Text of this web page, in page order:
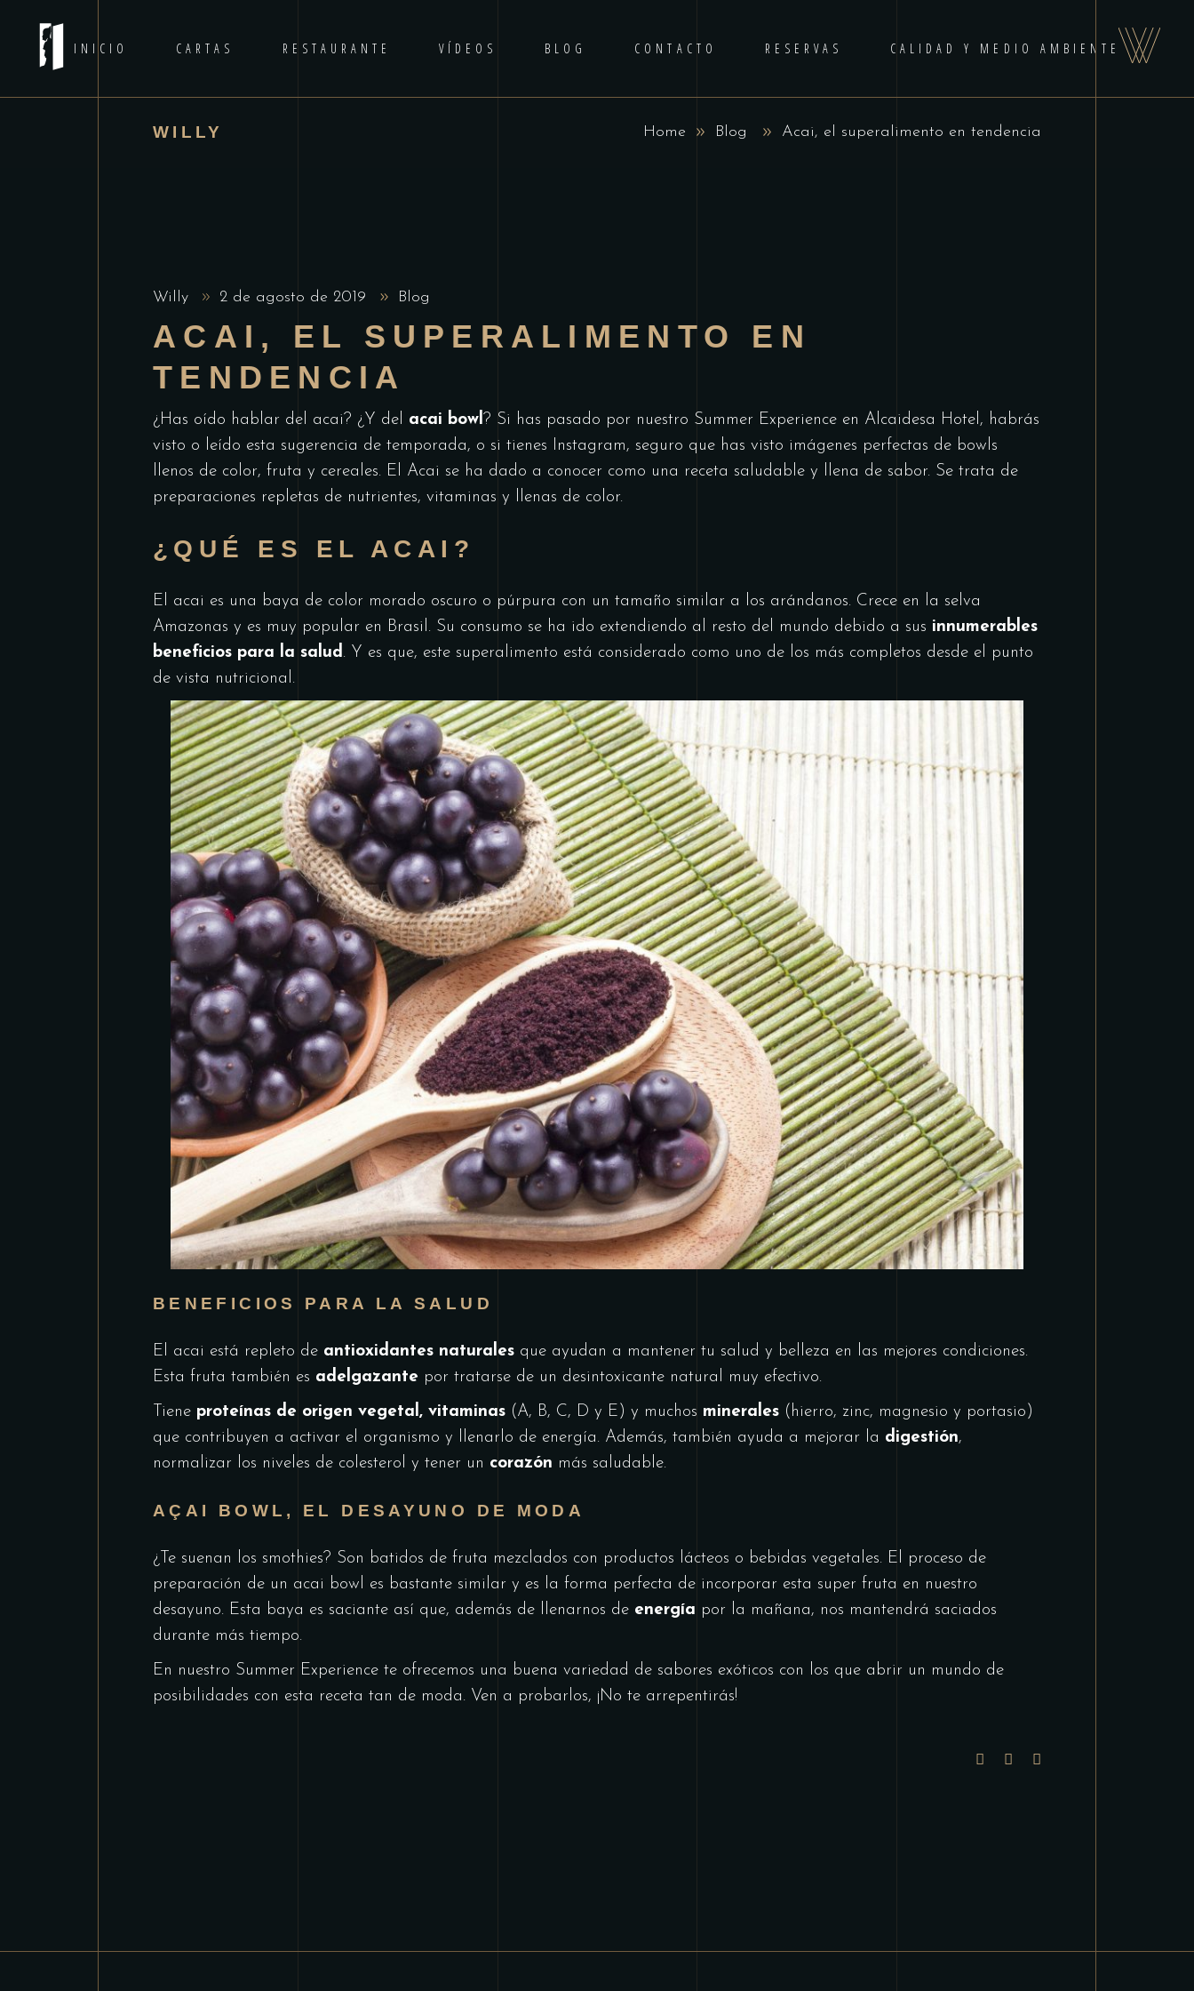
INICIO CARTAS RESTAURANTE VÍDEOS BLOG CONTACTO RESERVAS CALIDAD Y MEDIO AMBIENTE
WILLY Home Blog Acai, el superalimento en tendencia
Willy 2 de agosto de 2019 Blog
ACAI, EL SUPERALIMENTO EN
TENDENCIA
¿Has oído hablar del acai? ¿Y del acai bowl? Si has pasado por nuestro Summer Experience en Alcaidesa Hotel, habrás
visto o leído esta sugerencia de temporada, o si tienes Instagram, seguro que has visto imágenes perfectas de bowls
llenos de color, fruta y cereales. El Acai se ha dado a conocer como una receta saludable y llena de sabor. Se trata de
preparaciones repletas de nutrientes, vitaminas y llenas de color.
¿QUÉ ES EL ACAI?
El acai es una baya de color morado oscuro o púrpura con un tamaño similar a los arándanos. Crece en la selva
Amazonas y es muy popular en Brasil. Su consumo se ha ido extendiendo al resto del mundo debido a sus innumerables
beneficios para la salud. Y es que, este superalimento está considerado como uno de los más completos desde el punto
de vista nutricional.
BENEFICIOS PARA LA SALUD
El acai está repleto de antioxidantes naturales que ayudan a mantener tu salud y belleza en las mejores condiciones.
Esta fruta también es adelgazante por tratarse de un desintoxicante natural muy efectivo.
Tiene proteínas de origen vegetal, vitaminas (A, B, C, D y E) y muchos minerales (hierro, zinc, magnesio y portasio)
que contribuyen a activar el organismo y llenarlo de energía. Además, también ayuda a mejorar la digestión,
normalizar los niveles de colesterol y tener un corazón más saludable.
AÇAI BOWL, EL DESAYUNO DE MODA
¿Te suenan los smothies? Son batidos de fruta mezclados con productos lácteos o bebidas vegetales. El proceso de
preparación de un acai bowl es bastante similar y es la forma perfecta de incorporar esta super fruta en nuestro
desayuno. Esta baya es saciante así que, además de llenarnos de energía por la mañana, nos mantendrá saciados
durante más tiempo.
En nuestro Summer Experience te ofrecemos una buena variedad de sabores exóticos con los que abrir un mundo de
posibilidades con esta receta tan de moda. Ven a probarlos, ¡No te arrepentirás!